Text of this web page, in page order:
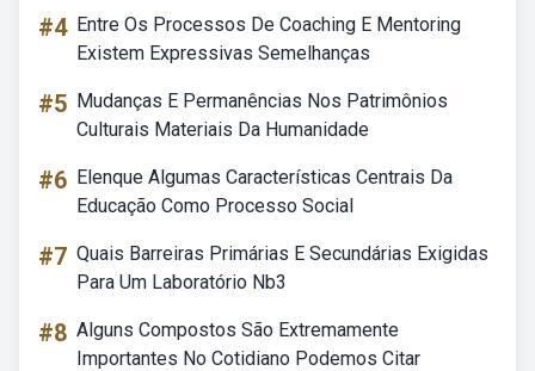
#4 Entre Os Processos De Coaching E Mentoring
Existem Expressivas Semelhanças
#5 Mudanças E Permanências Nos Patrimônios
Culturais Materiais Da Humanidade
#6 Elenque Algumas Características Centrais Da
Educação Como Processo Social
#7 Quais Barreiras Primárias E Secundárias Exigidas
Para Um Laboratório Nb3
#8 Alguns Compostos São Extremamente
Importantes No Cotidiano Podemos Citar